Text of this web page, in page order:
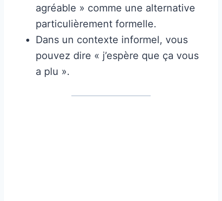
agréable » comme une alternative
particulièrement formelle.
Dans un contexte informel, vous
pouvez dire « j’espère que ça vous
a plu ».